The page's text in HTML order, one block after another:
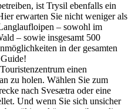
ist Trysil ebenfalls ein
erwarten Sie nicht weniger als
– sowohl im
– sowie insgesamt 500
in der gesamten
einen
zu holen. Wählen Sie zum
nach Svesætra oder eine
Und wenn Sie sich unsicher